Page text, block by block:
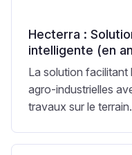
Hecterra :
intelligente (en
La solution
agro-industrielles
travaux sur le terrain.